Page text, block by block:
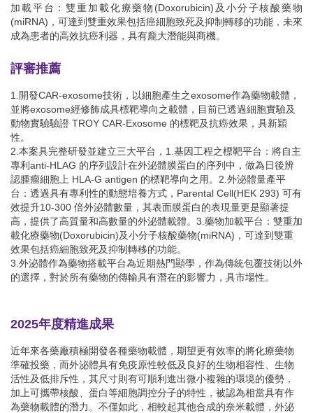
加載平台：雙重加載化療藥物(Doxorubicin)及小分子核酸藥物
(miRNA)，可達到雙重效果包括癌細胞致死及抑制轉移的功能，未來
成為患者的高效抗癌利器，具有龐大潛能與商機。
評審推薦
1.開發CAR-exosome技術，以細胞產生之exosome作為藥物載體，
並將exosome經修飾成具標靶導向之載體，目前已透過細胞實驗及
動物實驗驗證 TROY CAR-Exosome 的標靶及抗癌效果，具新穎
性。
2.本案具完整研發並建立三大平台，1.基因工程之標靶平台：將自主
專利anti-HLAG 的序列設計在外泌體膜蛋白的序列中，做為日後辨
認腫瘤細胞上 HLA-G antigen 的標靶導向之用。2.外泌體量產平
台：透過具有專利性的動態培養方式，Parental Cell(HEK 293) 可有
效提升10-300 倍外泌體數量，其表面膜蛋白的表現量更是顯著提
高，提供了高質量和高數量的外泌體載體。3.藥物加載平台：雙重加
載化療藥物(Doxorubicin)及小分子核酸藥物(miRNA)，可達到雙重
效果包括癌細胞致死及抑制轉移的功能。
3.外泌體作為藥物搭載平台為近期熱門顯學，作為傳統包覆技術以外
的選擇，對於所有藥物的傳輸具有潛在的影響力，具市場性。
2025年度精進成果
近年來各藥廠積極開發各種藥物載體，期望更有效率的將化療藥物
準確投藥，而外泌體具有免疫原性較低及良好的生物相容性、生物
活性及低排斥性，其尺寸則有可順利進出微小複雜的環境的優勢，
加上可攜帶核酸、蛋白等細胞調控分子的特性，被認為相當具有作
為藥物載體的潛力。不僅如此，相較起其他合成的奈米載體，外泌